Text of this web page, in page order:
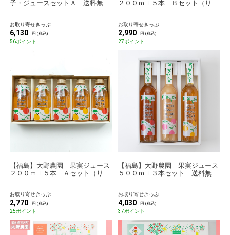
子・ジュースセットＡ 送料無料
お取り寄せきっぷ
6,130 円 (税込)
56ポイント
２００ｍｌ５本 Ｂセット（りん
ション】
お取り寄せきっぷ
2,990 円 (税込)
27ポイント
【福島】大野農園 果実ジュース
２００ｍｌ５本 Ａセット（りん
お取り寄せきっぷ
2,770 円 (税込)
25ポイント
【福島】大野農園 果実ジュース
５００ｍｌ３本セット 送料無料
お取り寄せきっぷ
4,030 円 (税込)
37ポイント